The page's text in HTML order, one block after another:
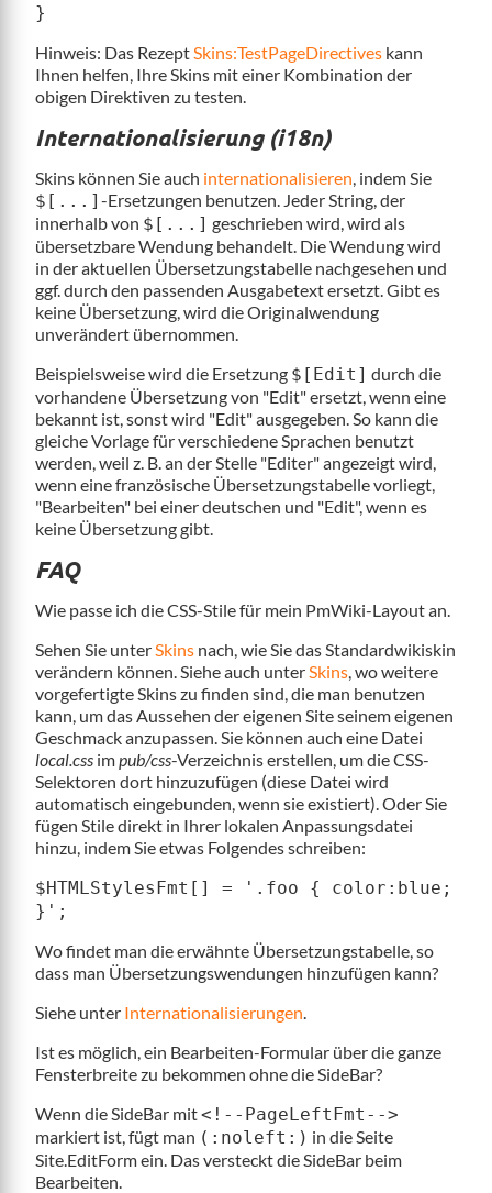
}
Hinweis: Das RezeptSkins:TestPageDirectives kann
Ihnen helfen, Ihre Skins mit einer Kombination der
obigen Direktiven zu testen.
Internationalisierung (i18n)
Skins können Sie auch internationalisieren, indem Sie
$[...] -Ersetzungen benutzen. Jeder String, der
innerhalb von $[...] geschrieben wird, wird als
übersetzbare Wendung behandelt. Die Wendung wird
in der aktuellen Übersetzungstabelle nachgesehen und
ggf. durch den passenden Ausgabetext ersetzt. Gibt es
keine Übersetzung, wird die Originalwendung
unverändert übernommen.
Beispielsweise wird die Ersetzung $[Edit] durch die
vorhandene Übersetzung von "Edit" ersetzt, wenn eine
bekannt ist, sonst wird "Edit" ausgegeben. So kann die
gleiche Vorlage für verschiedene Sprachen benutzt
werden, weil z. B. an der Stelle "Editer" angezeigt wird,
wenn eine französische Übersetzungstabelle vorliegt,
"Bearbeiten" bei einer deutschen und "Edit", wenn es
keine Übersetzung gibt.
FAQ
Wie passe ich die CSS-Stile für mein PmWiki-Layout an.
Sehen Sie unterSkins nach, wie Sie das Standardwikiskin
verändern können. Siehe auch unterSkins, wo weitere
vorgefertigte Skins zu finden sind, die man benutzen
kann, um das Aussehen der eigenen Site seinem eigenen
Geschmack anzupassen. Sie können auch eine Datei
local.css impub/css-Verzeichnis erstellen, um die CSS-
Selektoren dort hinzuzufügen (diese Datei wird
automatisch eingebunden, wenn sie existiert). Oder Sie
fügen Stile direkt in Ihrer lokalen Anpassungsdatei
hinzu, indem Sie etwas Folgendes schreiben:
$HTMLStylesFmt[] = '.foo { color:blue;
}';
Wo findet man die erwähnte Übersetzungstabelle, so
dass man Übersetzungswendungen hinzufügen kann?
Siehe unter Internationalisierungen.
Ist es möglich, ein Bearbeiten-Formular über die ganze
Fensterbreite zu bekommen ohne die SideBar?
Wenn die SideBar mit<!--PageLeftFmt-->
markiert ist, fügt man (:noleft:) in die Seite
Site.EditForm ein. Das versteckt die SideBar beim
Bearbeiten.